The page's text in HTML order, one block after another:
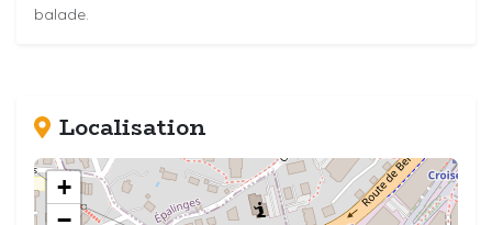
balade.
Localisation
+